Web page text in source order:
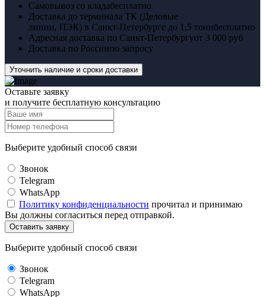
Самовывоз со кладабесплатно
Доставка до терминала ТК (Деловые
линии, ПЭК) в Санкт-Петербурге до 1,5 тоннбесплатно
Адресная доставка по Санкт-Петербургуот 3 000 руб
Доставка по Россиипо запросу
Уточнить наличие и сроки доставки
Оставьте заявку
и получите бесплатную консультацию
Выберите удобный способ связи
Звонок
Telegram
WhatsApp
Политику конфиденциальности прочитал и принимаю
Вы должны согласиться перед отправкой.
Оставить заявку
Выберите удобный способ связи
Звонок
Telegram
WhatsApp